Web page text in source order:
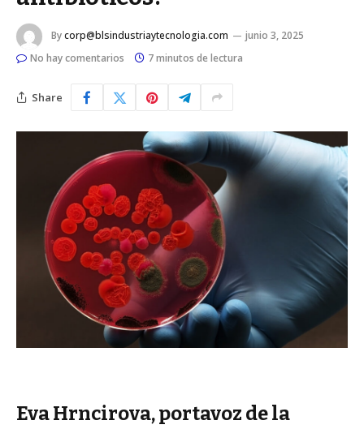
Bycorp@blsindustriaytecnologia.com
junio 3, 2025
No hay comentarios
7 minutos de lectura
Share
Eva Hrncirova, portavoz de la